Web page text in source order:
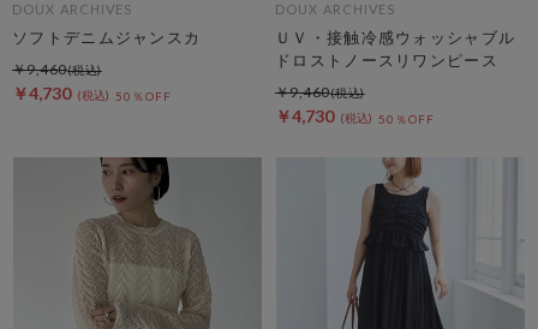
DOUX ARCHIVES
ソフトデニムジャンスカ
￥4,730 50％OFF
￥9,460
DOUX ARCHIVES
ＵＶ・接触冷感ウォッシャブル
ドロストノースリワンピース
￥4,730 50％OFF
￥9,460